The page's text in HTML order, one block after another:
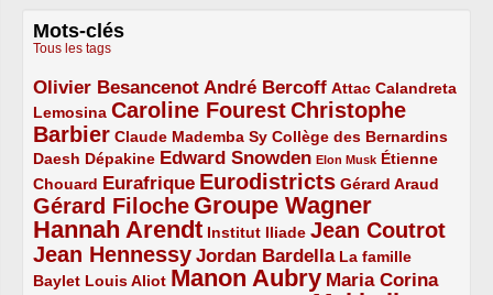
Mots-clés
Tous les tags
Olivier Besancenot
3/5 André Bercoff
3/5 Attac
2/5
Calandreta
Lemosina
2/5 Caroline Fourest
4/5
Christophe
Barbier
4/5 Claude Mademba Sy
2/5 Collège des Bernardins
2/5
Daesh
2/5 Dépakine
2/5 Edward Snowden
3/5 Elon Musk
1/5
Étienne
Chouard
2/5 Eurafrique
3/5 Eurodistricts
4/5 Gérard Araud
2/5
Gérard Filoche
4/5 Groupe Wagner
5/5
Hannah Arendt
5/5 Institut Iliade
2/5 Jean Coutrot
4/5
Jean Hennessy
4/5 Jordan Bardella
3/5
La famille
Baylet
2/5 Louis Aliot
2/5 Manon Aubry
5/5
Maria Corina